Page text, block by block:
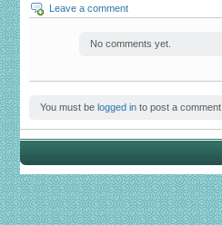
Leave a comment
No comments yet.
You must be logged in to post a comment.